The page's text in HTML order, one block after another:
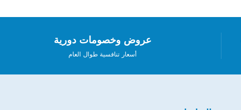
عروض وخصومات دورية
أسعار تنافسية طوال العام